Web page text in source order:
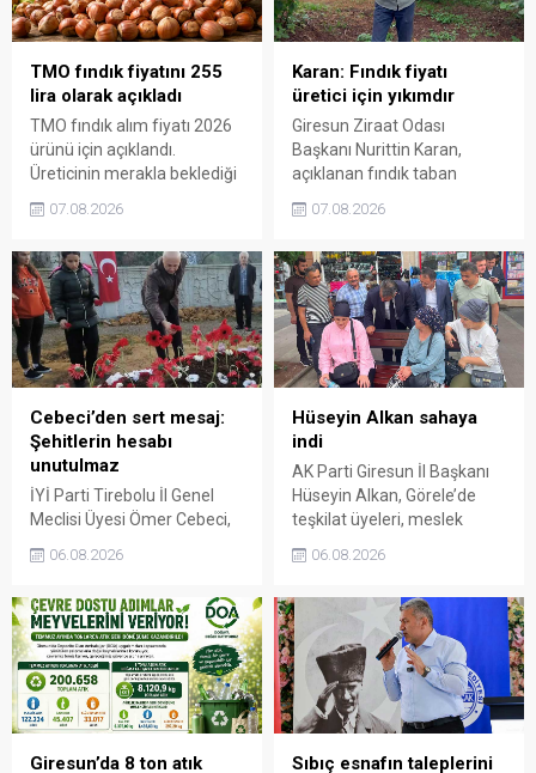
TMO fındık fiyatını 255
lira olarak açıkladı
TMO fındık alım fiyatı 2026
ürünü için açıklandı.
Üreticinin merakla beklediği
yüksek randımanlı ürüne
duyuruldu.
07.08.2026
Karan: Fındık fiyatı
üretici için yıkımdır
Giresun Ziraat Odası
Başkanı Nurittin Karan,
açıklanan fındık taban
üretim maliyetlerinin
kararın üreticide büyük
hayal kırıklığı yarattığını
söyledi.
07.08.2026
Cebeci’den sert mesaj:
Şehitlerin hesabı
unutulmaz
İYİ Parti Tirebolu İl Genel
Meclisi Üyesi Ömer Cebeci,
Cemiyeti’nin Milli Mücadele
çekti. Cebeci, Giresun’un
bağımsızlık mücadelesinde
üstlendiği tarihi
sorumluluğun gelecek
nesillere doğru anlatılması
gerektiğini söyledi.
06.08.2026
Hüseyin Alkan sahaya
indi
AK Parti Giresun İl Başkanı
Hüseyin Alkan, Görele’de
teşkilat üyeleri, meslek
gelerek talep ve beklentileri
06.08.2026
Giresun’da 8 ton atık Sıbıç esnafın taleplerini